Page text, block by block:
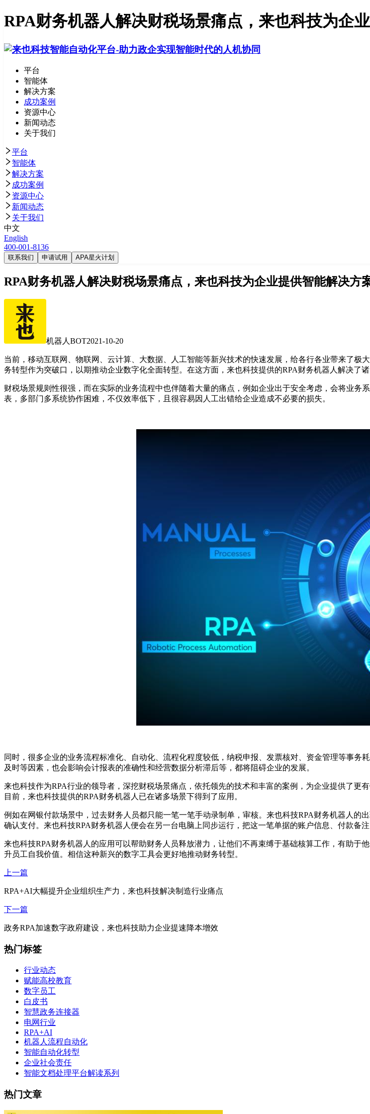
RPA财务机器人解决财税场景痛点，来也科技为企
平台
智能体
解决方案
成功案例
资源中心
新闻动态
关于我们
平台
智能体
解决方案
成功案例
资源中心
新闻动态
关于我们
中文
English
400-001-8136
联系我们 申请试用 APA星火计划
RPA财务机器人解决财税场景痛点，来也科技为企业提供智能解决方
机器人BOT2021-10-20
当前，移动互联网、物联网、云计算、大数据、人工智能等新兴技术的快速发展，给各行各业带来了
务转型作为突破口，以期推动企业数字化全面转型。在这方面，来也科技提供的RPA财务机器人解决了
财税场景规则性很强，而在实际的业务流程中也伴随着大量的痛点，例如企业出于安全考虑，会将业
表，多部门多系统协作困难，不仅效率低下，且很容易因人工出错给企业造成不必要的损失。
同时，很多企业的业务流程标准化、自动化、流程化程度较低，纳税申报、发票核对、资金管理等事
及时等因素，也会影响会计报表的准确性和经营数据分析滞后等，都将阻碍企业的发展。
来也科技作为RPA行业的领导者，深挖财税场景痛点，依托领先的技术和丰富的案例，为企业提供了更
目前，来也科技提供的RPA财务机器人已在诸多场景下得到了应用。
例如在网银付款场景中，过去财务人员都只能一笔一笔手动录制单，审核。来也科技RPA财务机器人
确认支付。来也科技RPA财务机器人便会在另一台电脑上同步运行，把这一笔单据的账户信息、付款备
来也科技RPA财务机器人的应用可以帮助财务人员释放潜力，让他们不再束缚于基础核算工作，有助
升员工自我价值。相信这种新兴的数字工具会更好地推动财务转型。
上一篇
RPA+AI大幅提升企业组织生产力，来也科技解决制造行业痛点
下一篇
政务RPA加速数字政府建设，来也科技助力企业提速降本增效
热门标签
行业动态
赋能高校教育
数字员工
白皮书
智慧政务连接器
电网行业
RPA+AI
机器人流程自动化
智能自动化转型
企业社会责任
智能文档处理平台解读系列
热门文章